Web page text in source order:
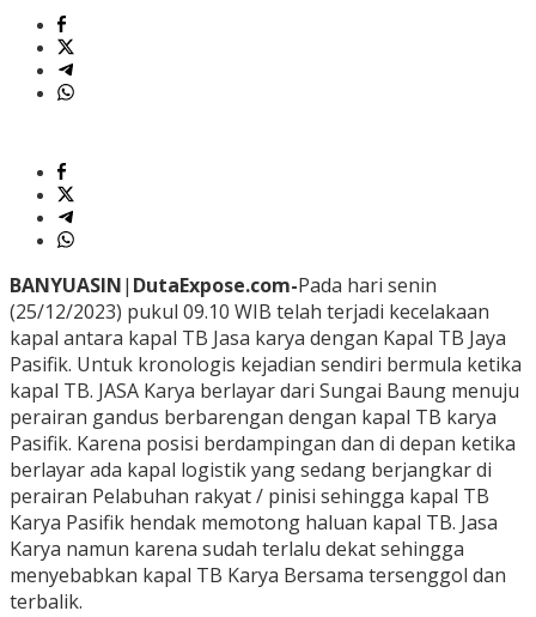
BANYUASIN| DutaExpose.com-Pada hari senin
(25/12/2023) pukul 09.10 WIB telah terjadi kecelakaan
kapal antara kapal TB Jasa karya dengan Kapal TB Jaya
Pasifik. Untuk kronologis kejadian sendiri bermula ketika
kapal TB. JASA Karya berlayar dari Sungai Baung menuju
perairan gandus berbarengan dengan kapal TB karya
Pasifik. Karena posisi berdampingan dan di depan ketika
berlayar ada kapal logistik yang sedang berjangkar di
perairan Pelabuhan rakyat / pinisi sehingga kapal TB
Karya Pasifik hendak memotong haluan kapal TB. Jasa
Karya namun karena sudah terlalu dekat sehingga
menyebabkan kapal TB Karya Bersama tersenggol dan
terbalik.